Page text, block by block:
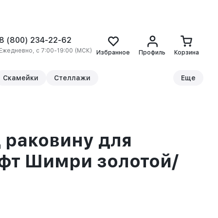
(800) 234-22-62
с 7:00-19:00 (МСК) Избранное Профиль Корзина
Скамейки Стеллажи Еще
для
Шимри золотой/